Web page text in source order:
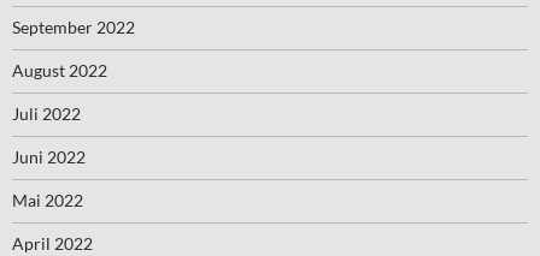
September 2022
August 2022
Juli 2022
Juni 2022
Mai 2022
April 2022